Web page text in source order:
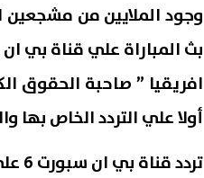
وجود الملايين من مشجعين
افريقيا ” صاحبة الحقوق
أولا علي التردد الخاص بها
تردد قناة بي ان سبورت 6 علي نايل سات